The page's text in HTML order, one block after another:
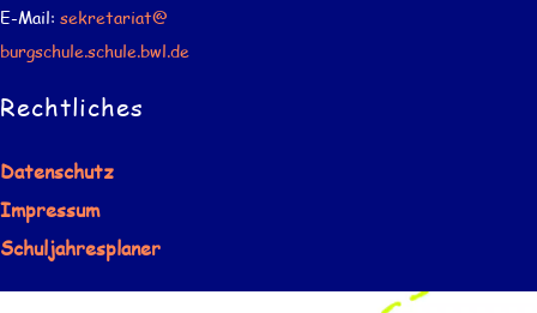
E-Mail: sekretariat@
burgschule.schule.bwl.de
Rechtliches
Datenschutz
Impressum
Schuljahresplaner